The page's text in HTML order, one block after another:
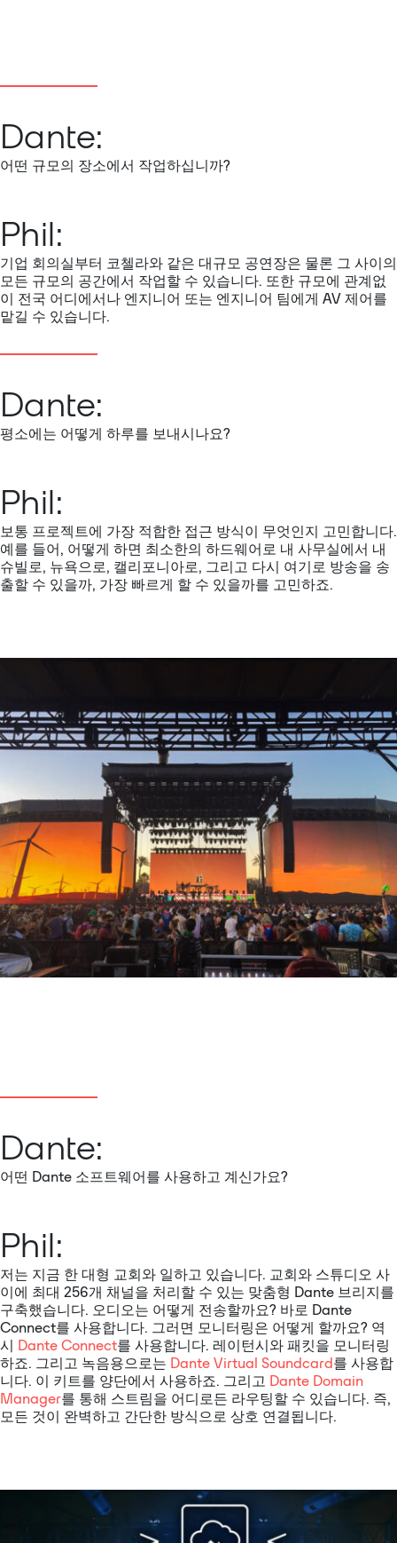
Dante:
어떤 규모의 장소에서 작업하십니까?
Phil:
기업 회의실부터 코첼라와 같은 대규모 공연장은 물론 그 사이의
모든 규모의 공간에서 작업할 수 있습니다. 또한 규모에 관계없
이 전국 어디에서나 엔지니어 또는 엔지니어 팀에게 AV 제어를
맡길 수 있습니다.
Dante:
평소에는 어떻게 하루를 보내시나요?
Phil:
보통 프로젝트에 가장 적합한 접근 방식이 무엇인지 고민합니다.
예를 들어, 어떻게 하면 최소한의 하드웨어로 내 사무실에서 내
슈빌로, 뉴욕으로, 캘리포니아로, 그리고 다시 여기로 방송을 송
출할 수 있을까, 가장 빠르게 할 수 있을까를 고민하죠.
Dante:
어떤 Dante 소프트웨어를 사용하고 계신가요?
Phil:
저는 지금 한 대형 교회와 일하고 있습니다. 교회와 스튜디오 사
이에 최대 256개 채널을 처리할 수 있는 맞춤형 Dante 브리지를
구축했습니다. 오디오는 어떻게 전송할까요? 바로 Dante
Connect를 사용합니다. 그러면 모니터링은 어떻게 할까요? 역
시 Dante Connect를 사용합니다. 레이턴시와 패킷을 모니터링
하죠. 그리고 녹음용으로는 Dante Virtual Soundcard를 사용합
니다. 이 키트를 양단에서 사용하죠. 그리고 Dante Domain
Manager를 통해 스트림을 어디로든 라우팅할 수 있습니다. 즉,
모든 것이 완벽하고 간단한 방식으로 상호 연결됩니다.